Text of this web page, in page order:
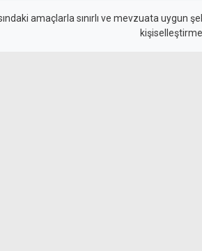
amaçlarla sınırlı ve mevzuata uygun